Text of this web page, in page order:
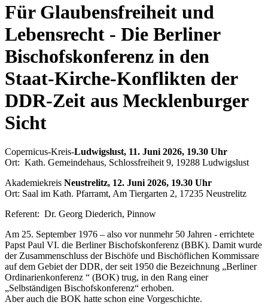
Für Glaubensfreiheit und
Lebensrecht - Die Berliner
Bischofskonferenz in den
Staat-Kirche-Konflikten der
DDR-Zeit aus Mecklenburger
Sicht
Copernicus-Kreis-Ludwigslust, 11. Juni 2026, 19.30 Uhr
Ort: Kath. Gemeindehaus, Schlossfreiheit 9, 19288 Ludwigslust
Akademiekreis Neustrelitz, 12. Juni 2026, 19.30 Uhr
Ort: Saal im Kath. Pfarramt, Am Tiergarten 2, 17235 Neustrelitz
Referent: Dr. Georg Diederich, Pinnow
Am 25. September 1976 – also vor nunmehr 50 Jahren - errichtete
Papst Paul VI. die Berliner Bischofskonferenz (BBK). Damit wurde
der Zusammenschluss der Bischöfe und Bischöflichen Kommissare
auf dem Gebiet der DDR, der seit 1950 die Bezeichnung „Berliner
Ordinarienkonferenz “ (BOK) trug, in den Rang einer
„Selbständigen Bischofskonferenz“ erhoben.
Aber auch die BOK hatte schon eine Vorgeschichte.